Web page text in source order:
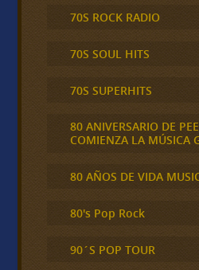
70S ROCK RADIO
70S SOUL HITS
70S SUPERHITS
80 ANIVERSARIO DE
COMIENZA LA MÚSICA
80 AÑOS DE VIDA
80's Pop Rock
90´S POP TOUR